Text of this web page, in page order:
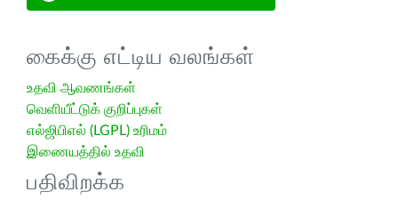
கைக்கு எட்டிய வலங்கள்
உதவி ஆவணங்கள்
வெளியீட்டுக் குறிப்புகள்
எல்ஜிபிஎல் (LGPL) உரிமம்
இணையத்தில் உதவி
பதிவிறக்க